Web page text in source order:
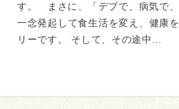
す。 まさに、「デブで、病気で、
一念発起して食生活を変え、健康
リーです。 そして、その途中...